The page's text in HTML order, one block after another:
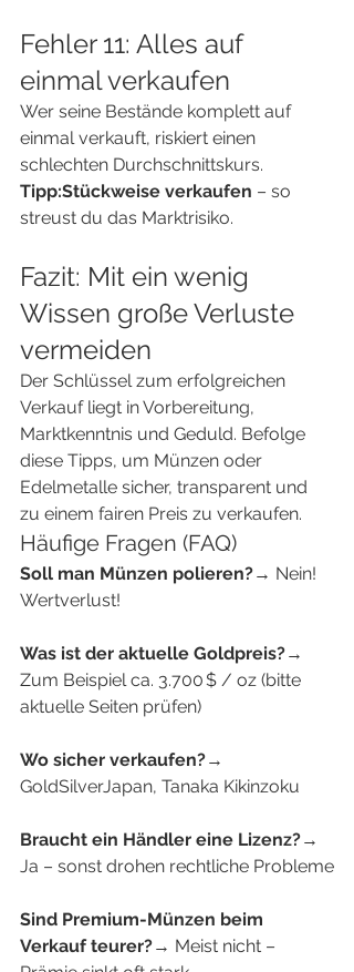
Fehler 11: Alles auf
einmal verkaufen
Wer seine Bestände komplett auf
einmal verkauft, riskiert einen
schlechten Durchschnittskurs.
Tipp:Stückweise verkaufen – so
streust du das Marktrisiko.
Fazit: Mit ein wenig
Wissen große Verluste
vermeiden
Der Schlüssel zum erfolgreichen
Verkauf liegt in Vorbereitung,
Marktkenntnis und Geduld. Befolge
diese Tipps, um Münzen oder
Edelmetalle sicher, transparent und
zu einem fairen Preis zu verkaufen.
Häufige Fragen (FAQ)
Soll man Münzen polieren?→ Nein!
Wertverlust!
Was ist der aktuelle Goldpreis?→
Zum Beispiel ca. 3.700 $ / oz (bitte
aktuelle Seiten prüfen)
Wo sicher verkaufen?→
GoldSilverJapan, Tanaka Kikinzoku
Braucht ein Händler eine Lizenz?→
Ja – sonst drohen rechtliche Probleme
Sind Premium-Münzen beim
Verkauf teurer?→ Meist nicht –